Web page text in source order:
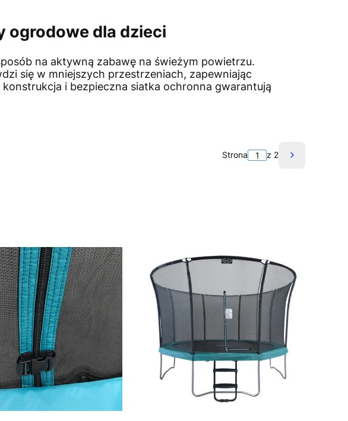
ogrodowe dla dzieci
na aktywną zabawę na świeżym powietrzu.
się w mniejszych przestrzeniach, zapewniając
i bezpieczna siatka ochronna gwarantują
Strona z 2 Następne